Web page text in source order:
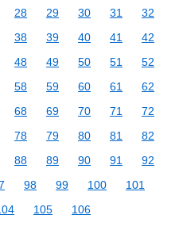
28 29 30 31
32
38 39 40 41
42
48 49 50 51
52
58 59 60 61
62
68 69 70 71
72
78 79 80 81
82
88 89 90 91
92
98 99 100
101
105 106